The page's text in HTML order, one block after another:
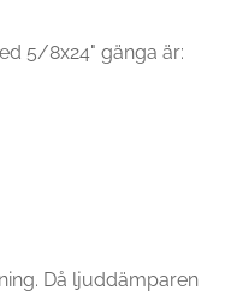
5/8x24" gänga är:
Då ljuddämparen